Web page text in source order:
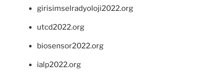
girisimselradyoloji2022.org
utcd2022.org
biosensor2022.org
ialp2022.org